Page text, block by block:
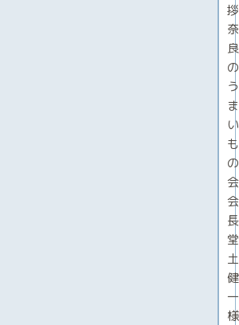
奈
良
の
う
ま
い
も
の
会
堂
土
健
一
様